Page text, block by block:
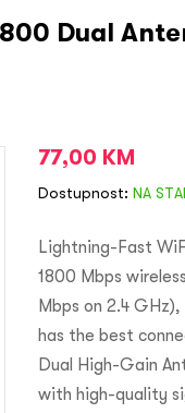
Dual
77,00 KM
Dostupnost: NA
Lightning-Fast
1800 Mbps
Mbps on 2.4
has the best
Dual High-Gain
with high-quality